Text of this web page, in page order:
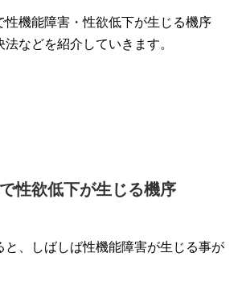
性機能障害・性欲低下が生じる機序
などを紹介していきます。
性欲低下が生じる機序
と、しばしば性機能障害が生じる事が